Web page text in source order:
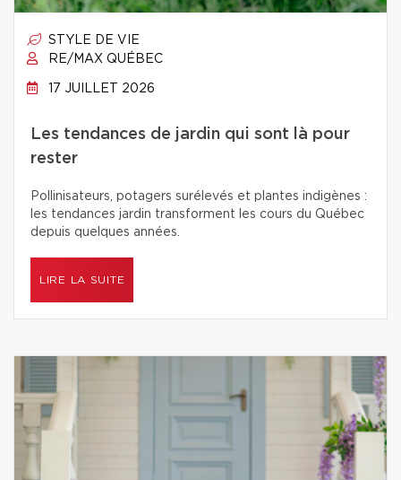
STYLE DE VIE
RE/MAX QUÉBEC
17 JUILLET 2026
Les tendances de jardin qui sont là pour
rester
Pollinisateurs, potagers surélevés et plantes indigènes :
les tendances jardin transforment les cours du Québec
depuis quelques années.
LIRE LA SUITE